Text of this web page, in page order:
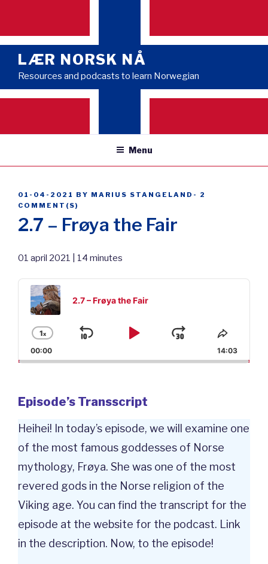
content
LÆR NORSK NÅ
Resources and podcasts to learn Norwegian
Menu
POSTED
ON
01-04-2021 BY MARIUS STANGELAND - 2
COMMENT(S)
2.7 – Frøya the Fair
01 april 2021 | 14 minutes
Audio
Player
2.7 – Frøya the Fair
Change
Playback
Rate
1x
Skip
Backward
Play
Pause
Jump
Forward
Share
This
00:00 14:03
Episode’s Transscript
Heihei! In today’s episode, we will examine one
of the most famous goddesses of Norse
mythology, Frøya. She was one of the most
revered gods in the Norse religion of the
Viking age. You can find the transcript for the
episode at the website for the podcast. Link
in the description. Now, to the episode!